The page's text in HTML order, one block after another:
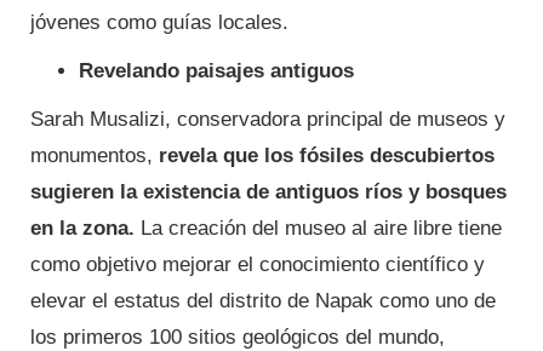
jóvenes como guías locales.
Revelando paisajes antiguos
Sarah Musalizi, conservadora principal de museos y
monumentos, revela que los fósiles descubiertos
sugieren la existencia de antiguos ríos y bosques
en la zona. La creación del museo al aire libre tiene
como objetivo mejorar el conocimiento científico y
elevar el estatus del distrito de Napak como uno de
los primeros 100 sitios geológicos del mundo,